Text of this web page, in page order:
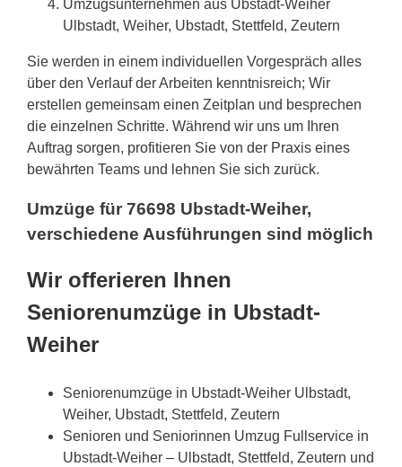
Umzugsunternehmen aus Ubstadt-Weiher
Ulbstadt, Weiher, Ubstadt, Stettfeld, Zeutern
Sie werden in einem individuellen Vorgespräch alles
über den Verlauf der Arbeiten kenntnisreich; Wir
erstellen gemeinsam einen Zeitplan und besprechen
die einzelnen Schritte. Während wir uns um Ihren
Auftrag sorgen, profitieren Sie von der Praxis eines
bewährten Teams und lehnen Sie sich zurück.
Umzüge für 76698 Ubstadt-Weiher,
verschiedene Ausführungen sind möglich
Wir offerieren Ihnen
Seniorenumzüge in Ubstadt-
Weiher
Seniorenumzüge in Ubstadt-Weiher Ulbstadt,
Weiher, Ubstadt, Stettfeld, Zeutern
Senioren und Seniorinnen Umzug Fullservice in
Ubstadt-Weiher – Ulbstadt, Stettfeld, Zeutern und